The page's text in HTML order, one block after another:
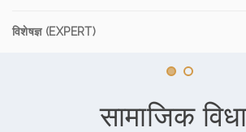
विशेषज्ञ (EXPERT)
सामाजिक